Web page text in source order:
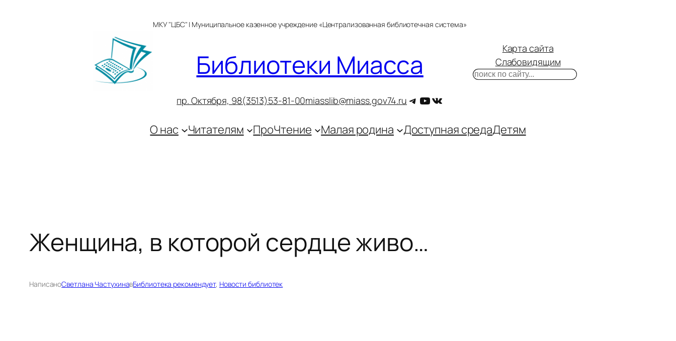
МКУ "ЦБС" | Муниципальное казенное учреждение «Централизованная библиотечная система»
Библиотеки Миасса
пр. Октября, 98(3513)53-81-00miasslib@miass.gov74.ru Telegram
YouTube
ВКонтакте
Карта сайта
Слабовидящим
Поиск
О нас Читателям ПроЧтение Малая родина Доступная средаДетям
Женщина, в которой сердце живо…
НаписаноСветлана ЧастухинавБиблиотека рекомендует, Новости библиотек